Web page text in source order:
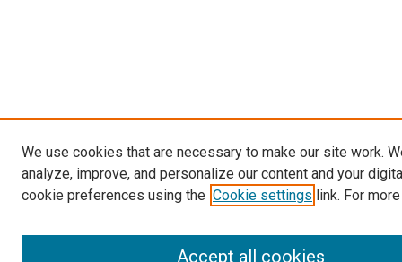
We use cookies that are necessary to make our site work.
analyze, improve, and personalize our content and your
cookie preferences using the Cookie settings link. For
Accept all cookies